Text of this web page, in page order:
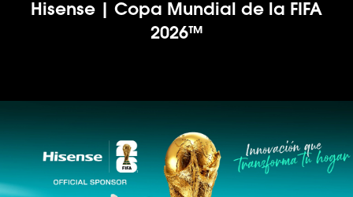
Hisense | Copa Mundial de la FIFA
2026™